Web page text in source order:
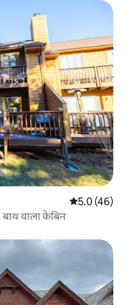
औसत रेटिंग 5
5.0 (46)
बाथ वाला केबिन